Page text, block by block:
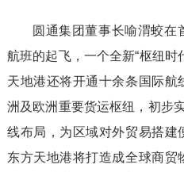
圆通集团董事长喻渭蛟在
航班的起飞，一个全新“枢纽时
天地港还将开通十余条国际航
洲及欧洲重要货运枢纽，初步
线布局，为区域对外贸易搭建
东方天地港将打造成全球商贸